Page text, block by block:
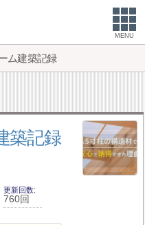
MENU
ム建築記録
築記録
更新回数
760回